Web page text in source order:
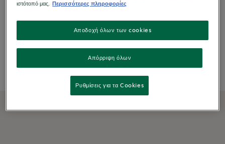
Επίλεξε ένα σχετικό θέμα
Ερώτηση
ιστότοπό μας.
Περισσότερες πληροφορίες
Απόρριψη όλων
Αποδοχή όλων των cookies
Ρυθμίσεις για τα Cookies